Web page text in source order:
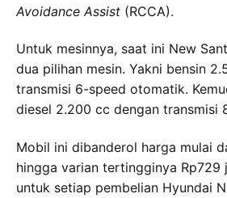
Avoidance Assist (RCCA).
Untuk mesinnya, saat ini New
dua pilihan mesin. Yakni bensin
transmisi 6-speed otomatik.
diesel 2.200 cc dengan transmisi
Mobil ini dibanderol harga mulai
hingga varian tertingginya Rp729
untuk setiap pembelian Hyundai